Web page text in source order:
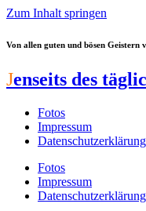
Zum Inhalt springen
Von allen guten und bösen Geistern
Jenseits des
Fotos
Impressum
Datenschutzerklärung
Fotos
Impressum
Datenschutzerklärung